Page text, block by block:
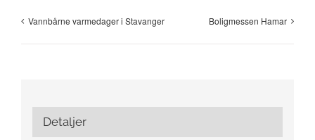
Vannbårne varmedager i Stavanger Boligmessen Hamar
Detaljer